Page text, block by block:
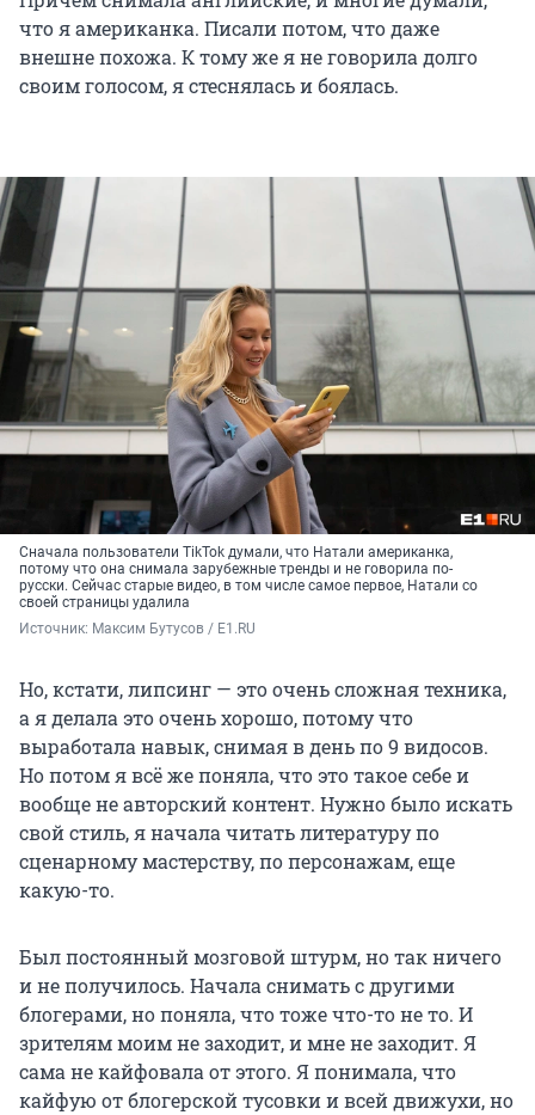
что я американка. Писали потом, что даже
внешне похожа. К тому же я не говорила долго
своим голосом, я стеснялась и боялась.
Сначала пользователи TikTok думали, что Натали американка,
потому что она снимала зарубежные тренды и не говорила по-
русски. Сейчас старые видео, в том числе самое первое, Натали со
своей страницы удалила
Источник: Максим Бутусов / E1.RU
Но, кстати, липсинг — это очень сложная техника,
а я делала это очень хорошо, потому что
выработала навык, снимая в день по 9 видосов.
Но потом я всё же поняла, что это такое себе и
вообще не авторский контент. Нужно было искать
свой стиль, я начала читать литературу по
сценарному мастерству, по персонажам, еще
какую-то.
Был постоянный мозговой штурм, но так ничего
и не получилось. Начала снимать с другими
блогерами, но поняла, что тоже что-то не то. И
зрителям моим не заходит, и мне не заходит. Я
сама не кайфовала от этого. Я понимала, что
кайфую от блогерской тусовки и всей движухи, но